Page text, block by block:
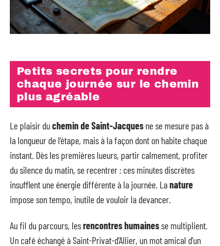
Petits secrets pour rendre
chaque journée sur le chemin
plus agréable
Le plaisir duchemin de Saint-Jacques ne se mesure pas à
la longueur de l’étape, mais à la façon dont on habite chaque
instant. Dès les premières lueurs, partir calmement, profiter
du silence du matin, se recentrer : ces minutes discrètes
insufflent une énergie différente à la journée. Lanature
impose son tempo, inutile de vouloir la devancer.
Au fil du parcours, lesrencontres humainesse multiplient.
Un café échangé à Saint-Privat-d’Allier, un mot amical d’un